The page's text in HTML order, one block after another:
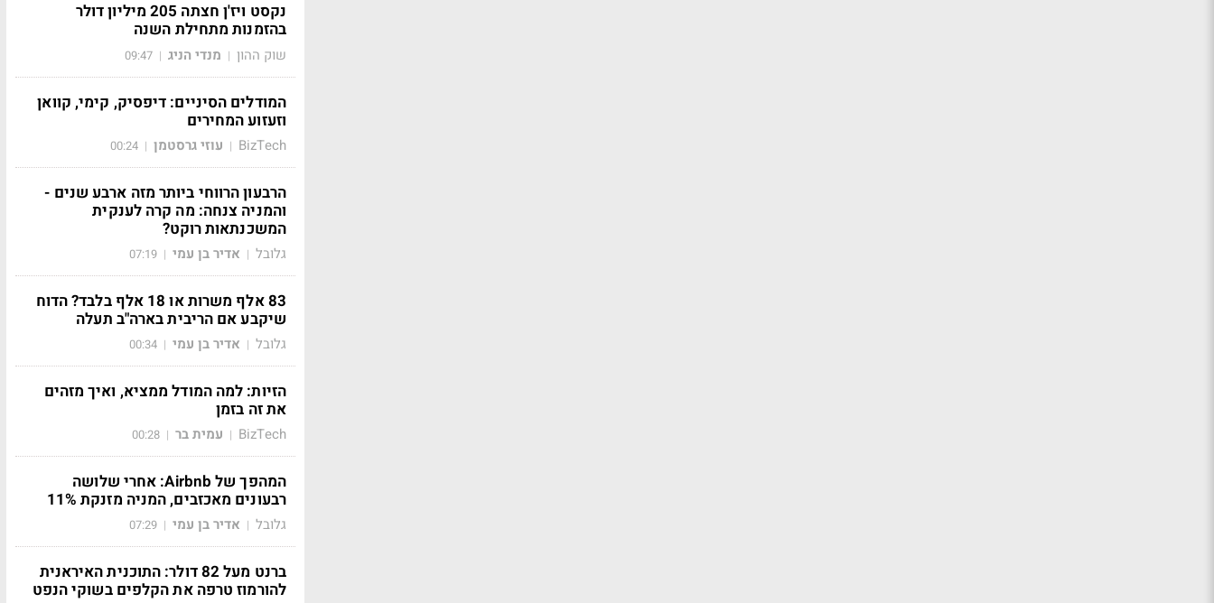
נקסט ויז'ן חצתה 205 מיליון דולר
בהזמנות מתחילת השנה
שוק ההון | מנדי הניג |
09:47
המודלים הסיניים: דיפסיק, קימי, קוואן
וזעזוע המחירים
BizTech
| עוזי גרסטמן |
00:24
הרבעון הרווחי ביותר מזה ארבע שנים -
והמניה צנחה: מה קרה לענקית
המשכנתאות רוקט?
גלובל | אדיר בן עמי |
07:19
83 אלף משרות או 18 אלף בלבד? הדוח
שיקבע אם הריבית בארה"ב תעלה
גלובל | אדיר בן עמי |
00:34
הזיות: למה המודל ממציא, ואיך מזהים
את זה בזמן
BizTech
| עמית בר |
00:28
המהפך של Airbnb: אחרי שלושה
רבעונים מאכזבים, המניה מזנקת 11%
גלובל | אדיר בן עמי |
07:29
ברנט מעל 82 דולר: התוכנית האיראנית
להורמוז טרפה את הקלפים בשוקי הנפט